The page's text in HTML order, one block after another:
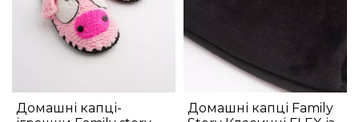
Домашні капці-
Домашні капці Family